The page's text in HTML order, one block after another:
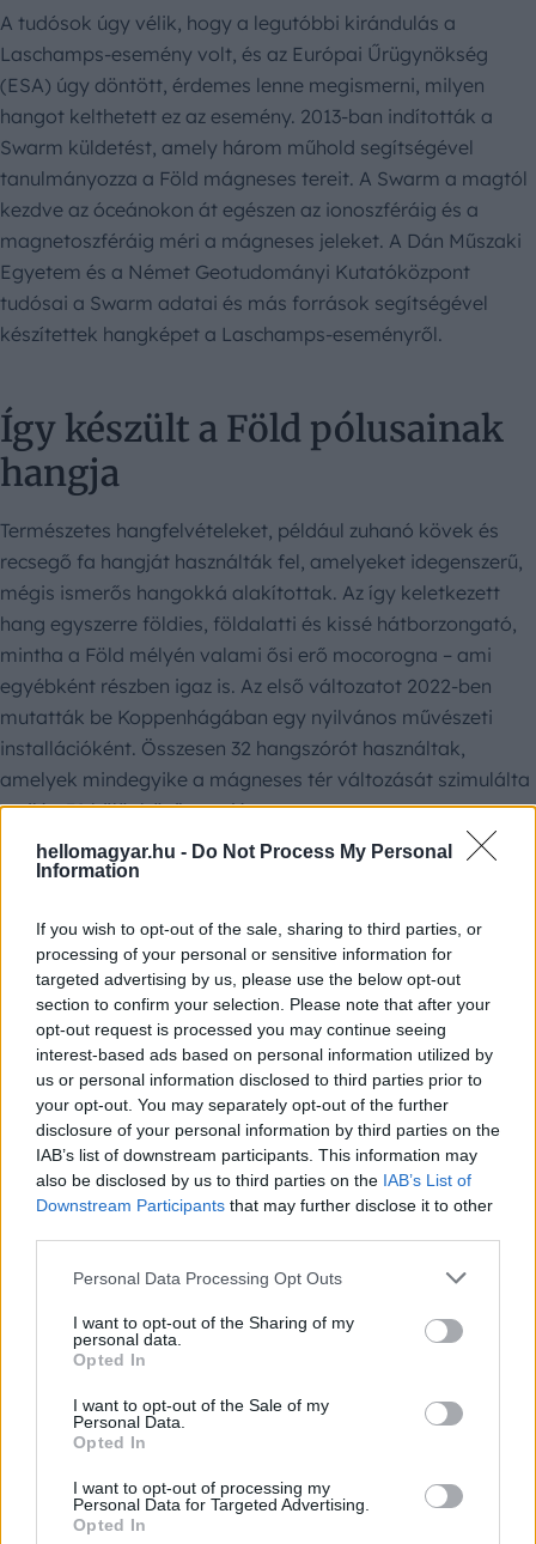
hellomagyar.hu - Do Not Process My Personal
Information
If you wish to opt-out of the sale, sharing to third parties, or
processing of your personal or sensitive information for
targeted advertising by us, please use the below opt-out
section to confirm your selection. Please note that after your
opt-out request is processed you may continue seeing
interest-based ads based on personal information utilized by
us or personal information disclosed to third parties prior to
your opt-out. You may separately opt-out of the further
disclosure of your personal information by third parties on the
IAB’s list of downstream participants. This information may
also be disclosed by us to third parties on the IAB’s List of
Downstream Participants that may further disclose it to other
Please note that this website/app uses one or more Google
not limited to your visit or usage behaviour. You may click to
grant or deny consent to Google and its third-party tags to
use your data for below specified purposes in below Google
consent section.
Personal Data Processing Opt Outs
I want to opt-out of the Sharing of my
personal data.
Opted In
I want to opt-out of the Sale of my
Personal Data.
Opted In
I want to opt-out of processing my
Personal Data for Targeted Advertising.
Opted In
A tudósok úgy vélik, hogy a legutóbbi kirándulás a
Laschamps-esemény volt, és az Európai Űrügynökség
(ESA) úgy döntött, érdemes lenne megismerni, milyen
hangot kelthetett ez az esemény. 2013-ban indították a
Swarm küldetést, amely három műhold segítségével
tanulmányozza a Föld mágneses tereit. A Swarm a magtól
kezdve az óceánokon át egészen az ionoszféráig és a
magnetoszféráig méri a mágneses jeleket. A Dán Műszaki
Egyetem és a Német Geotudományi Kutatóközpont
tudósai a Swarm adatai és más források segítségével
készítettek hangképet a Laschamps-eseményről.
Így készült a Föld pólusainak
hangja
Természetes hangfelvételeket, például zuhanó kövek és
recsegő fa hangját használták fel, amelyeket idegenszerű,
mégis ismerős hangokká alakítottak. Az így keletkezett
hang egyszerre földies, földalatti és kissé hátborzongató,
mintha a Föld mélyén valami ősi erő mocorogna – ami
egyébként részben igaz is. Az első változatot 2022-ben
mutatták be Koppenhágában egy nyilvános művészeti
installációként. Összesen 32 hangszórót használtak,
amelyek mindegyike a mágneses tér változását szimulálta
a világ 32 különböző pontján.
Érdemes elolvasni:
Vajon a ‘félresikerült’ csillagoknak is lehetnek
bolygóik?
Világelsőként termesztettek növényeket holdtalajban
magyar kutatók
Ezt az utópikus lakóépületet soha nem kell elhagynia
a több tízezer lakónak